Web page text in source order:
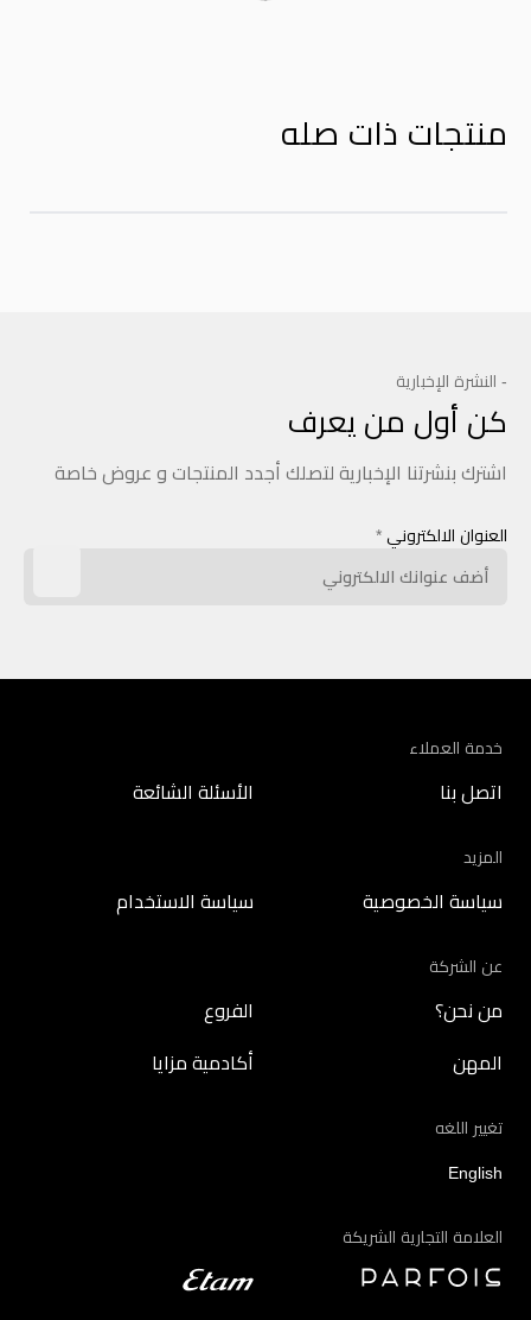
منتجات ذات صله
- النشرة الإخبارية
كن أول من يعرف
اشترك بنشرتنا الإخبارية لتصلك أجدد المنتجات و عروض خاصة
العنوان الالكتروني *
خدمة العملاء
اتصل بنا الأسئلة الشائعة
المزيد
سياسة الخصوصية سياسة الاستخدام
عن الشركة
من نحن؟ الفروع
المهن أكادمية مزايا
تغيير اللغه
English
العلامة التجارية الشريكة